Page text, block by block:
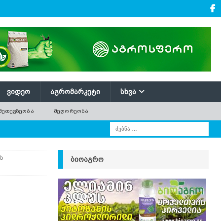
ᲕᲘᲓᲔᲝ ᲐᲒᲠᲝᲛᲐᲠᲙᲔᲢᲘ ᲡᲮᲕᲐ
ᲛᲔᲦᲝᲠᲔᲝᲑᲐ
ᲑᲘᲝᲐᲒᲠᲝ